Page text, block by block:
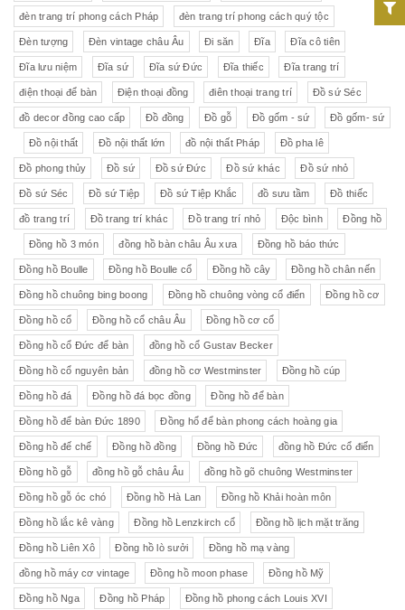
đèn trang trí phong cách Pháp đèn trang trí phong cách quý tộc
Đèn tượng Đèn vintage châu Âu Đi săn Đĩa Đĩa cô tiên
Đĩa lưu niệm Đĩa sứ Đĩa sứ Đức Đĩa thiếc Đĩa trang trí
điện thoại để bàn Điện thoại đồng điên thoại trang trí Đồ sứ Séc
đồ decor đồng cao cấp Đồ đồng Đồ gỗ Đồ gốm - sứ Đồ gốm- sứ
Đồ nội thất Đồ nội thất lớn đồ nội thất Pháp Đồ pha lê
Đồ phong thủy Đồ sứ Đồ sứ Đức Đồ sứ khác Đồ sứ nhỏ
Đồ sứ Séc Đồ sứ Tiệp Đồ sứ Tiệp Khắc đồ sưu tầm Đồ thiếc
đồ trang trí Đồ trang trí khác Đồ trang trí nhỏ Độc bình Đồng hồ
Đồng hồ 3 món đồng hồ bàn châu Âu xưa Đồng hồ báo thức
Đồng hồ Boulle Đồng hồ Boulle cổ Đồng hồ cây Đồng hồ chân nến
Đồng hồ chuông bing boong Đồng hồ chuông vòng cổ điển Đồng hồ cơ
Đồng hồ cổ Đồng hồ cổ châu Âu Đồng hồ cơ cổ
Đồng hồ cổ Đức để bàn đồng hồ cổ Gustav Becker
Đồng hồ cổ nguyên bản đồng hồ cơ Westminster Đồng hồ cúp
Đồng hồ đá Đồng hồ đá bọc đồng Đồng hồ để bàn
Đồng hồ để bàn Đức 1890 Đồng hổ để bàn phong cách hoàng gia
Đồng hồ đế chế Đồng hồ đồng Đồng hồ Đức đồng hồ Đức cổ điển
Đồng hồ gỗ đồng hồ gỗ châu Âu đồng hồ gõ chuông Westminster
Đồng hồ gỗ óc chó Đồng hồ Hà Lan Đồng hồ Khải hoàn môn
Đồng hồ lắc kê vàng Đồng hồ Lenzkirch cổ Đồng hồ lịch mặt trăng
Đồng hồ Liên Xô Đồng hồ lò sưởi Đồng hồ mạ vàng
đồng hồ máy cơ vintage Đồng hồ moon phase Đồng hồ Mỹ
Đồng hồ Nga Đồng hồ Pháp Đồng hồ phong cách Louis XVI